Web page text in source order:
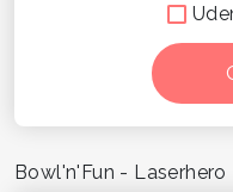
Bowl'n'Fun - Laserhero